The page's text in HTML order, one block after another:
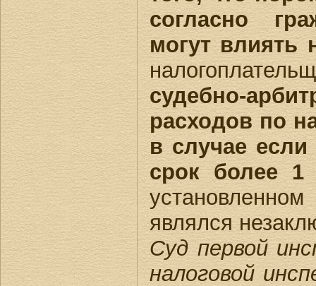
согласно
могут влиять
судебно-
расходов по
в случае
срок более 1
являлся
Суд первой
налоговой